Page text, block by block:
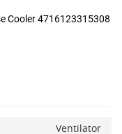
Cooler 4716123315308
Ventilator